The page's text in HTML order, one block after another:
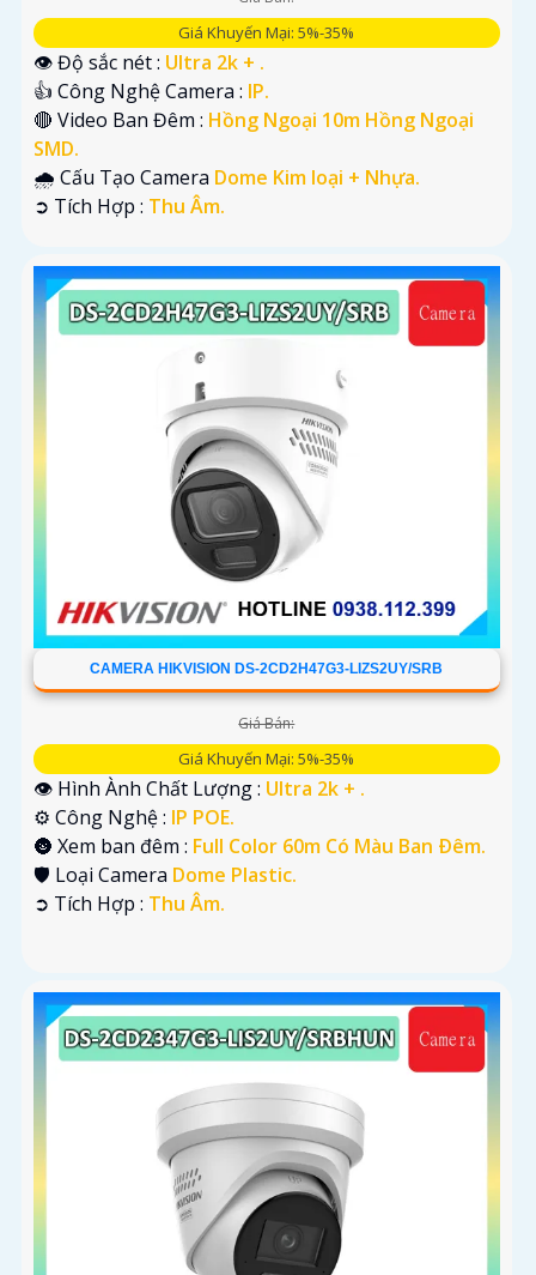
Giá Khuyến Mại: 5%-35%
👁 Độ sắc nét : Ultra 2k + .
👍 Công Nghệ Camera : IP.
🔴 Video Ban Đêm : Hồng Ngoại 10m Hồng Ngoại
SMD.
🌧️ Cấu Tạo Camera Dome Kim loại + Nhựa.
️➲ Tích Hợp : Thu Âm.
CAMERA HIKVISION DS-2CD2H47G3-LIZS2UY/SRB
Giá Bán:
Giá Khuyến Mại: 5%-35%
👁 Hình Ành Chất Lượng : Ultra 2k + .
⚙ Công Nghệ : IP POE.
🌚 Xem ban đêm : Full Color 60m Có Màu Ban Ðêm.
🛡 Loại Camera Dome Plastic.
️➲ Tích Hợp : Thu Âm.